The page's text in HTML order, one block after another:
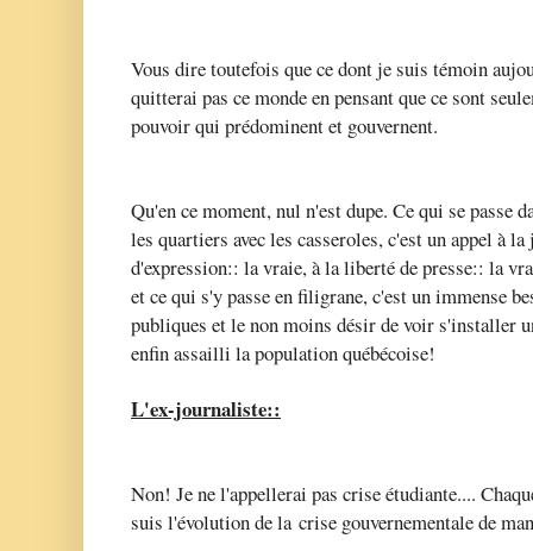
Vous dire toutefois que ce dont je suis témoin
quitterai pas ce monde en pensant que ce sont
pouvoir qui prédominent et gouvernent.
Qu'en ce moment, nul n'est dupe. Ce qui se passe
les quartiers avec les casseroles, c'est un appel à
d'expression:: la vraie, à la liberté de presse:: la
et ce qui s'y passe en filigrane, c'est un immense
publiques et le non moins désir de voir s'installer
enfin assailli la population québécoise!
L'ex-journaliste::
Non! Je ne l'appellerai pas crise étudiante....
suis l'évolution de la crise gouvernementale de